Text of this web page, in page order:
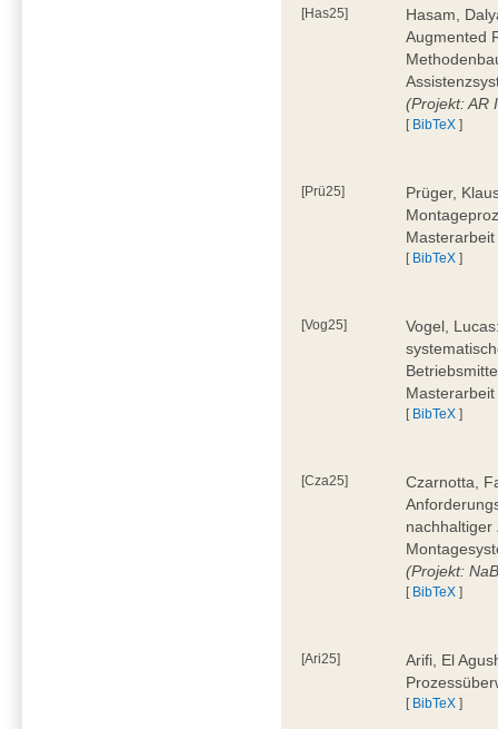
[Has25]
Hasam,
Augmented
(Projekt: AR
[ BibTeX ]
[Prü25]
Prüger,
[ BibTeX ]
[Vog25]
Vogel,
[ BibTeX ]
[Cza25]
Czarnotta,
nachhaltiger
(Projekt:
[ BibTeX ]
[Ari25]
Arifi, El
[ BibTeX ]